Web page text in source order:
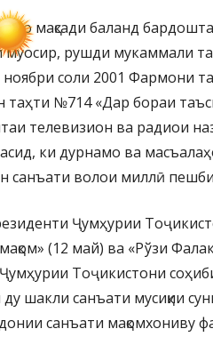
бо мақсади баланд
муосир, рушди мукаммали
ноябри соли 2001 Фармони
таҳти №714 «Дар бораи
телевизион ва радиои
ки дурнамо ва
санъати волои миллӣ
Ҷумҳурии
(12 май) ва «Рўзи
Тоҷикистони
шакли санъати мусиқии
санъати мақомхониву